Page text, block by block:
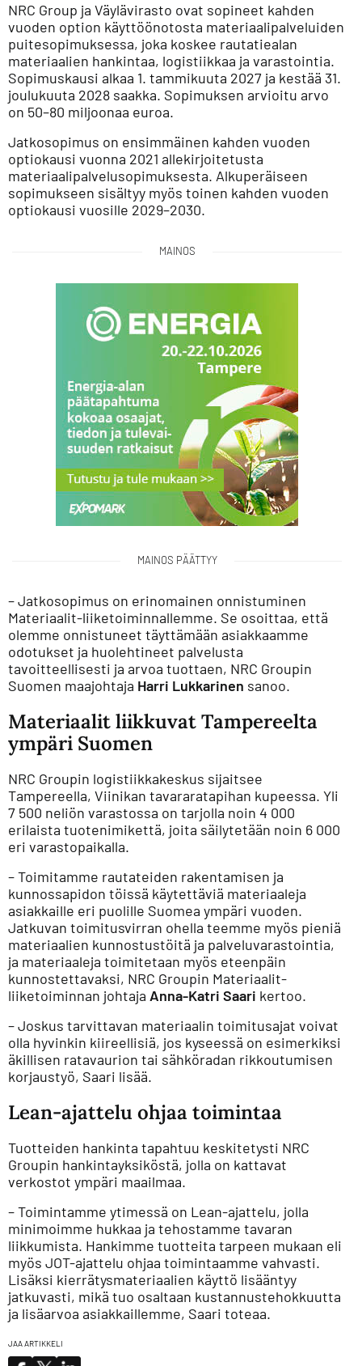
NRC Group ja Väylävirasto ovat sopineet kahden
vuoden option käyttöönotosta materiaalipalveluiden
puitesopimuksessa, joka koskee rautatiealan
materiaalien hankintaa, logistiikkaa ja varastointia.
Sopimuskausi alkaa 1. tammikuuta 2027 ja kestää 31.
joulukuuta 2028 saakka. Sopimuksen arvioitu arvo
on 50–80 miljoonaa euroa.
Jatkosopimus on ensimmäinen kahden vuoden
optiokausi vuonna 2021 allekirjoitetusta
materiaalipalvelusopimuksesta. Alkuperäiseen
sopimukseen sisältyy myös toinen kahden vuoden
optiokausi vuosille 2029–2030.
MAINOS
MAINOS PÄÄTTYY
– Jatkosopimus on erinomainen onnistuminen
Materiaalit-liiketoiminnallemme. Se osoittaa, että
olemme onnistuneet täyttämään asiakkaamme
odotukset ja huolehtineet palvelusta
tavoitteellisesti ja arvoa tuottaen, NRC Groupin
Suomen maajohtaja Harri Lukkarinen sanoo.
Materiaalit liikkuvat Tampereelta
ympäri Suomen
NRC Groupin logistiikkakeskus sijaitsee
Tampereella, Viinikan tavararatapihan kupeessa. Yli
7 500 neliön varastossa on tarjolla noin 4 000
erilaista tuotenimikettä, joita säilytetään noin 6 000
eri varastopaikalla.
– Toimitamme rautateiden rakentamisen ja
kunnossapidon töissä käytettäviä materiaaleja
asiakkaille eri puolille Suomea ympäri vuoden.
Jatkuvan toimitusvirran ohella teemme myös pieniä
materiaalien kunnostustöitä ja palveluvarastointia,
ja materiaaleja toimitetaan myös eteenpäin
kunnostettavaksi, NRC Groupin Materiaalit-
liiketoiminnan johtaja Anna-Katri Saari kertoo.
– Joskus tarvittavan materiaalin toimitusajat voivat
olla hyvinkin kiireellisiä, jos kyseessä on esimerkiksi
äkillisen ratavaurion tai sähköradan rikkoutumisen
korjaustyö, Saari lisää.
Lean-ajattelu ohjaa toimintaa
Tuotteiden hankinta tapahtuu keskitetysti NRC
Groupin hankintayksiköstä, jolla on kattavat
verkostot ympäri maailmaa.
– Toimintamme ytimessä on Lean-ajattelu, jolla
minimoimme hukkaa ja tehostamme tavaran
liikkumista. Hankimme tuotteita tarpeen mukaan eli
myös JOT-ajattelu ohjaa toimintaamme vahvasti.
Lisäksi kierrätysmateriaalien käyttö lisääntyy
jatkuvasti, mikä tuo osaltaan kustannustehokkuutta
ja lisäarvoa asiakkaillemme, Saari toteaa.
JAA ARTIKKELI